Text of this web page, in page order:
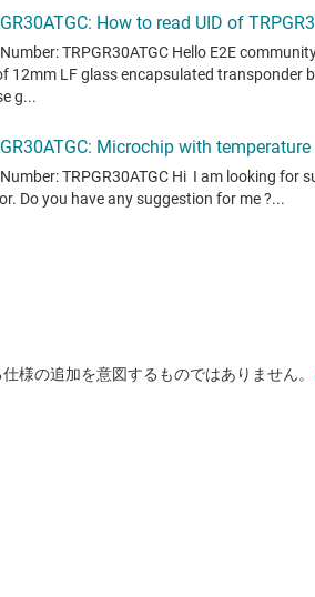
様の追加を意図するものではありません。